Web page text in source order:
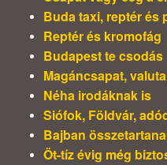
Buda taxi, reptér és
Reptér és kromofág
Budapest te csodás
Magáncsapat,
Néha irodáknak is
Siófok, Földvár,
Bajban
Öt-tíz évig még